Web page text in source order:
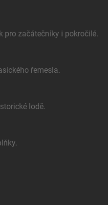
pro začátečníky i pokročilé.
řemesla.
lodě.